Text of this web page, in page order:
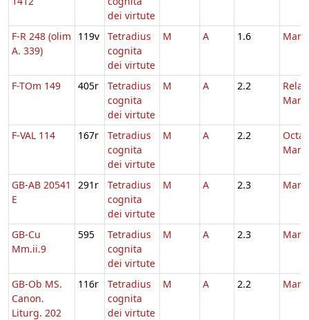
dei virtute
F-R 248 (olim
A. 339)
119v
Tetradius
cognita
dei virtute
M A 1.6
F-TOm 149 405r
Tetradius
cognita
dei virtute
M A 2.2
F-VAL 114 167r
Tetradius
cognita
dei virtute
M A 2.2
GB-AB 20541
E
291r
Tetradius
cognita
dei virtute
M A 2.3
GB-Cu
Mm.ii.9
595
Tetradius
cognita
dei virtute
M A 2.3
GB-Ob MS.
Canon.
Liturg. 202
116r
Tetradius
cognita
dei virtute
M A 2.2